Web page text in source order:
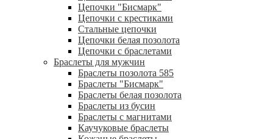
Цепочки "Бисмарк"
Цепочки с крестиками
Стальные цепочки
Цепочки белая позолота
Цепочки с браслетами
Браслеты для мужчин
Браслеты позолота 585
Браслеты "Бисмарк"
Браслеты белая позолота
Браслеты из бусин
Браслеты с магнитами
Каучуковые браслеты